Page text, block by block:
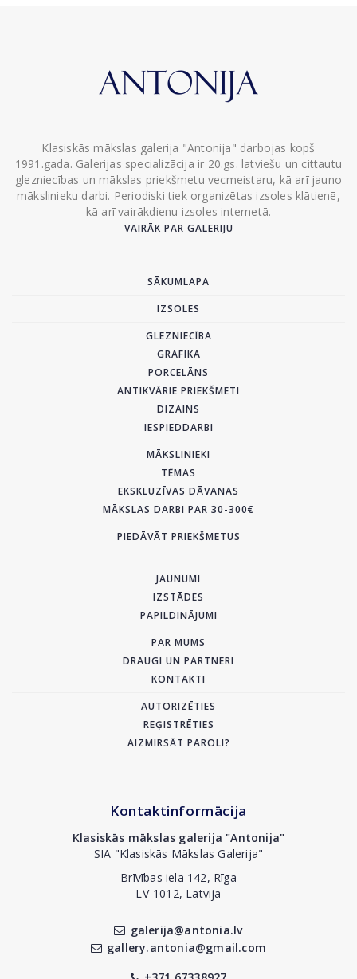
Klasiskās mākslas galerija "Antonija" darbojas kopš
1991.gada. Galerijas specializācija ir 20.gs. latviešu un cittautu
glezniecības un mākslas priekšmetu vecmeistaru, kā arī jauno
mākslinieku darbi. Periodiski tiek organizētas izsoles klātienē,
kā arī vairākdienu izsoles internetā.
VAIRĀK PAR GALERIJU
SĀKUMLAPA
IZSOLES
GLEZNIECĪBA
GRAFIKA
PORCELĀNS
ANTIKVĀRIE PRIEKŠMETI
DIZAINS
IESPIEDDARBI
MĀKSLINIEKI
TĒMAS
EKSKLUZĪVAS DĀVANAS
MĀKSLAS DARBI PAR 30-300€
PIEDĀVĀT PRIEKŠMETUS
JAUNUMI
IZSTĀDES
PAPILDINĀJUMI
PAR MUMS
DRAUGI UN PARTNERI
KONTAKTI
AUTORIZĒTIES
REĢISTRĒTIES
AIZMIRSĀT PAROLI?
Kontaktinformācija
Klasiskās mākslas galerija "Antonija"
SIA "Klasiskās Mākslas Galerija"
Brīvības iela 142, Rīga
LV-1012, Latvija
galerija@antonia.lv
gallery.antonia@gmail.com